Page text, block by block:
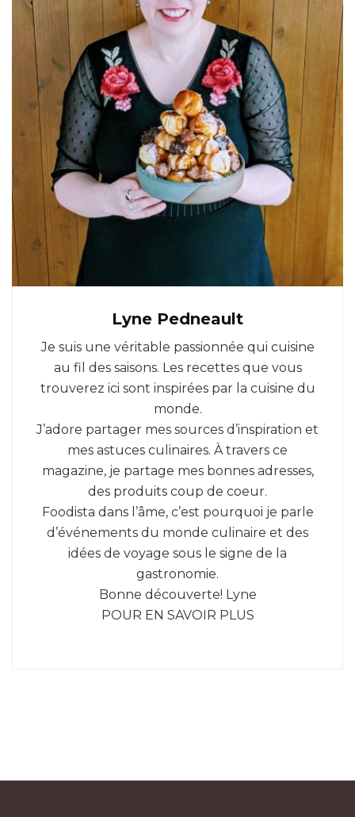
Lyne Pedneault
Je suis une véritable passionnée qui cuisine
au fil des saisons. Les recettes que vous
trouverez ici sont inspirées par la cuisine du
monde.
J’adore partager mes sources d’inspiration et
mes astuces culinaires. À travers ce
magazine, je partage mes bonnes adresses,
des produits coup de coeur.
Foodista dans l’âme, c’est pourquoi je parle
d’événements du monde culinaire et des
idées de voyage sous le signe de la
gastronomie.
Bonne découverte! Lyne
POUR EN SAVOIR PLUS